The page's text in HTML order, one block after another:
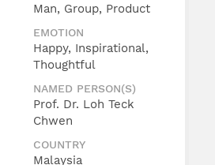
Man, Group, Product
EMOTION
Happy, Inspirational,
Thoughtful
NAMED PERSON(S)
Prof. Dr. Loh Teck
Chwen
COUNTRY
Malaysia